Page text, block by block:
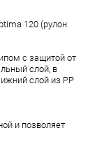
120 (рулон
с защитой от
слой, в
слой из РР
и позволяет